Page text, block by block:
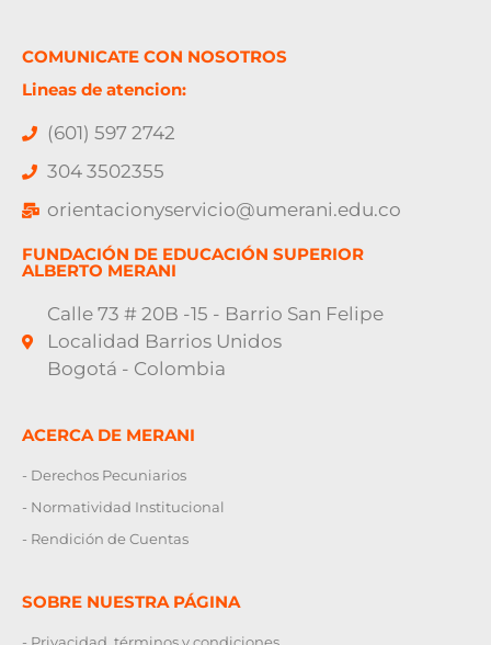
COMUNICATE CON NOSOTROS
Lineas de atencion:
(601) 597 2742
304 3502355
orientacionyservicio@umerani.edu.co
FUNDACIÓN DE EDUCACIÓN SUPERIOR
ALBERTO MERANI
Calle 73 # 20B -15 - Barrio San Felipe
Localidad Barrios Unidos
Bogotá - Colombia
ACERCA DE MERANI
- Derechos Pecuniarios
- Normatividad Institucional
- Rendición de Cuentas
SOBRE NUESTRA PÁGINA